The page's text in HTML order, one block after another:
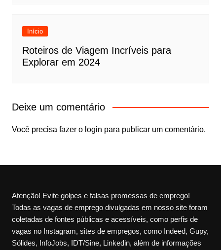
Início
Roteiros de Viagem Incríveis para
Explorar em 2024
Deixe um comentário
Você precisa fazer o login para publicar um comentário.
Atenção! Evite golpes e falsas promessas de emprego!
Todas as vagas de emprego divulgadas em nosso site foram
coletadas de fontes públicas e acessíveis, como perfis de
vagas no Instagram, sites de empregos, como Indeed, Gupy,
Sólides, InfoJobs, IDT/Sine, Linkedin, além de informações